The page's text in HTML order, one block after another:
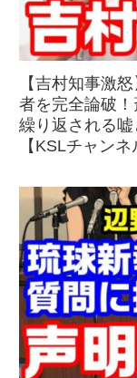
【吉村知事激
者を完全論破！
繰り返される
【KSLチャンネ